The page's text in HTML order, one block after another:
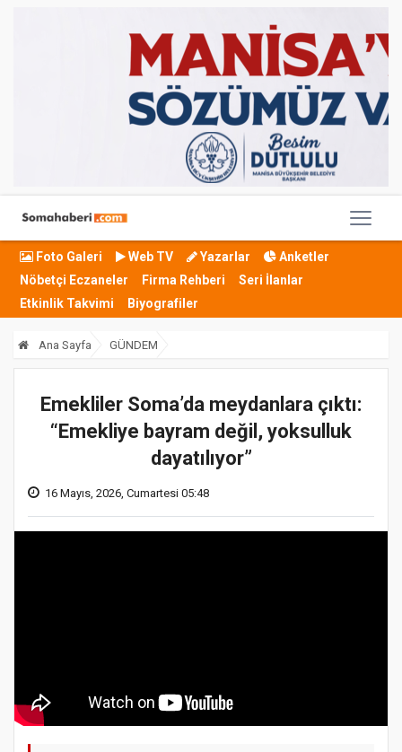
Foto Galeri Web TV Yazarlar
Anketler
Nöbetçi Eczaneler
Firma Rehberi
Seri İlanlar
Etkinlik Takvimi
Biyografiler
Ana Sayfa GÜNDEM
Emekliler Soma’da meydanlara çıktı:
“Emekliye bayram değil, yoksulluk
dayatılıyor”
16 Mayıs, 2026, Cumartesi 05:48